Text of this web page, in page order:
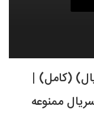
(کامل) |